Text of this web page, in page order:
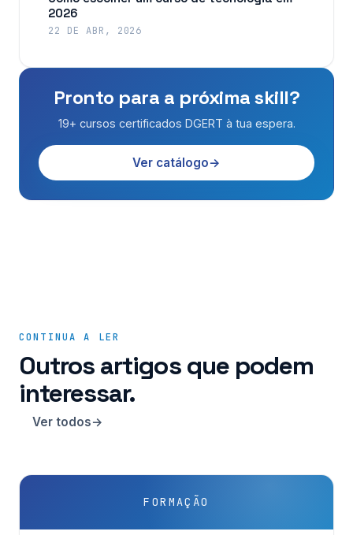
2026
22 DE ABR, 2026
Pronto para a próxima skill?
19+ cursos certificados DGERT à tua espera.
Ver catálogo
CONTINUA A LER
Outros artigos que podem
interessar.
Ver todos
FORMAÇÃO